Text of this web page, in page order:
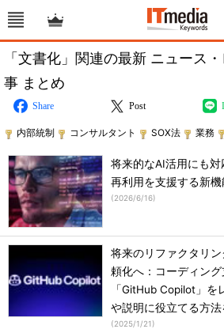
「文書化」関連の最新 ニュース
事 まとめ
Share Post
内部統制 コンサルタント SOX法 業務
将来的なAI活用にも
再利用を支援する新
(2026/6/16)
将来のリファクタリ
頼化へ：コーディン
「GitHub Copilot」
や説明に役立てる方
(2025/1/21)